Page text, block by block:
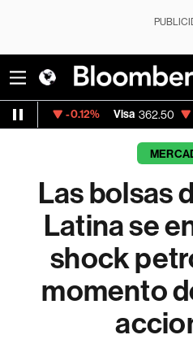
Visa 362.50 -2.15%
Las bolsas
Latina se
shock
momento